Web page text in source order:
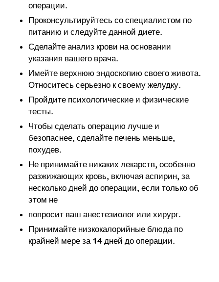
операции.
Проконсультируйтесь со специалистом по
питанию и следуйте данной диете.
Сделайте анализ крови на основании
указания вашего врача.
Имейте верхнюю эндоскопию своего живота.
Относитесь серьезно к своему желудку.
Пройдите психологические и физические
тесты.
Чтобы сделать операцию лучше и
безопаснее, сделайте печень меньше,
похудев.
Не принимайте никаких лекарств, особенно
разжижающих кровь, включая аспирин, за
несколько дней до операции, если только об
этом не
попросит ваш анестезиолог или хирург.
Принимайте низкокалорийные блюда по
крайней мере за 14 дней до операции.